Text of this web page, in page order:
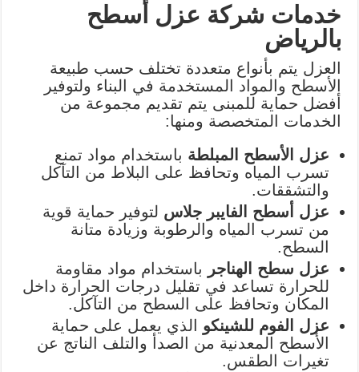
خدمات شركة عزل أسطح
بالرياض
العزل يتم بأنواع متعددة تختلف حسب طبيعة
الأسطح والمواد المستخدمة في البناء ولتوفير
أفضل حماية للمبنى يتم تقديم مجموعة من
الخدمات المتخصصة ومنها:
عزل الأسطح المبلطة باستخدام مواد تمنع
تسرب المياه وتحافظ على البلاط من التآكل
والتشققات.
عزل أسطح الفايبر جلاس لتوفير حماية قوية
من تسرب المياه والرطوبة وزيادة متانة
السطح.
عزل سطح الهناجر
باستخدام مواد مقاومة
للحرارة تساعد في تقليل درجات الحرارة داخل
المكان وتحافظ على السطح من التآكل.
عزل الفوم للشينكو الذي يعمل على حماية
الأسطح المعدنية من الصدأ والتلف الناتج عن
تغيرات الطقس.